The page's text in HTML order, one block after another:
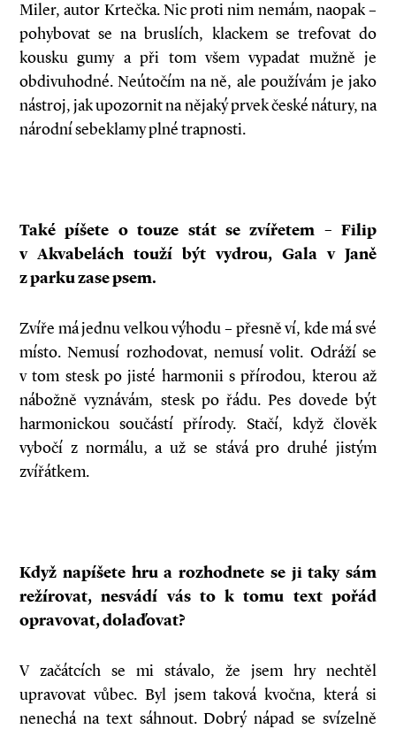
Miler, autor Krtečka. Nic proti nim nemám, naopak –
pohybovat se na bruslích, klackem se trefovat do
kousku gumy a při tom všem vypadat mužně je
obdivuhodné. Neútočím na ně, ale používám je jako
nástroj, jak upozornit na nějaký prvek české nátury, na
národní sebeklamy plné trapnosti.
Také píšete o touze stát se zvířetem – Filip
v Akvabelách touží být vydrou, Gala v Janě
z parku zase psem.
Zvíře má jednu velkou výhodu – přesně ví, kde má své
místo. Nemusí rozhodovat, nemusí volit. Odráží se
v tom stesk po jisté harmonii s přírodou, kterou až
nábožně vyznávám, stesk po řádu. Pes dovede být
harmonickou součástí přírody. Stačí, když člověk
vybočí z normálu, a už se stává pro druhé jistým
zvířátkem.
Když napíšete hru a rozhodnete se ji taky sám
režírovat, nesvádí vás to k tomu text pořád
opravovat, dolaďovat?
V začátcích se mi stávalo, že jsem hry nechtěl
upravovat vůbec. Byl jsem taková kvočna, která si
nenechá na text sáhnout. Dobrý nápad se svízelně